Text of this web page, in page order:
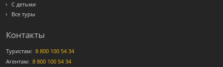
С детьми
Все туры
Контакты
Туристам: 8 800 100 54 34
Агентам: 8 800 100 54 34